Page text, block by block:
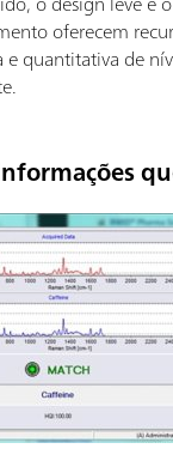
oferecem
quantitativa de